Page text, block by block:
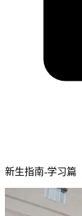
新生指南-学习篇